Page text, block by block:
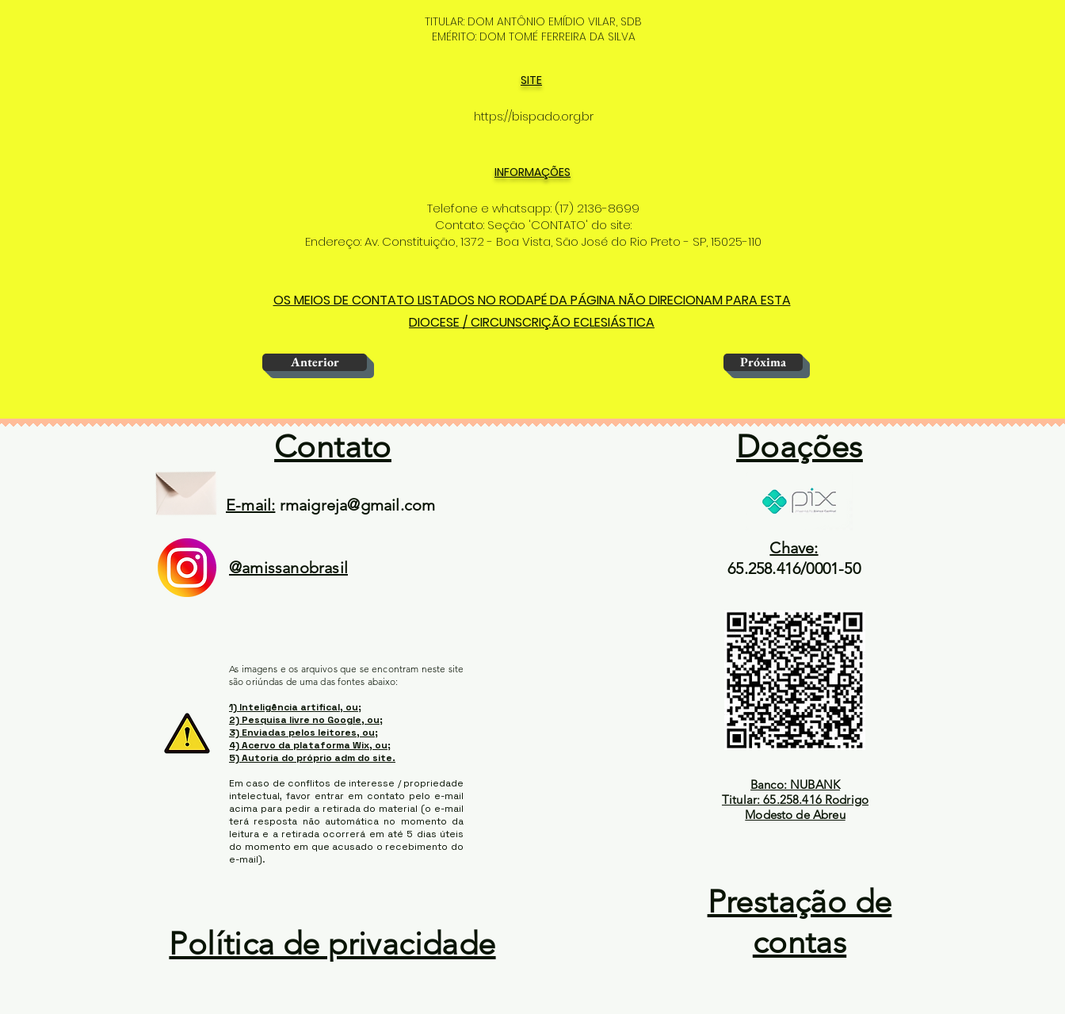
TITULAR: DOM ANTÔNIO EMÍDIO VILAR, SDB
EMÉRITO: DOM TOMÉ FERREIRA DA SILVA
SITE
https://bispado.org.br
INFORMAÇÕES
Telefone e whatsapp: (17) 2136-8699
Contato: Seção 'CONTATO' do site:
Endereço: Av. Constituição, 1372 - Boa Vista, São José do Rio Preto - SP, 15025-110
OS MEIOS DE CONTATO LISTADOS NO RODAPÉ DA PÁGINA NÃO DIRECIONAM PARA ESTA
DIOCESE / CIRCUNSCRIÇÃO ECLESIÁSTICA
Anterior Próxima
Contato
E-mail: rmaigreja@gmail.com
@amissanobrasil
As imagens e os arquivos que se encontram neste site
são oriúndas de uma das fontes abaixo:
1) Inteligência artifical, ou;
2) Pesquisa livre no Google, ou;
3) Enviadas pelos leitores, ou;
4) Acervo da plataforma Wix, ou;
5) Autoria do próprio adm do site.
Em caso de conflitos de interesse / propriedade
intelectual, favor entrar em contato pelo e-mail
acima para pedir a retirada do material (o e-mail
terá resposta não automática no momento da
leitura e a retirada ocorrerá em até 5 dias úteis
do momento em que acusado o recebimento do
e-mail).
Doações
Chave:
65.258.416/0001-50
Banco: NUBANK
Titular: 65.258.416 Rodrigo
Modesto de Abreu
Política de privacidade
Prestação de
contas